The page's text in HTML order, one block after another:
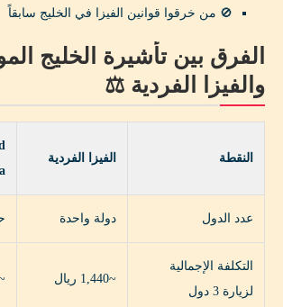
🚫 من خرقوا قوانين الفيزا في الخليج سابقاً
الفرق بين تأشيرة الخليج
والفيزا الفردية ⚖️
النقطة الفيزا الفردية
عدد الدول دولة واحدة
التكلفة الإجمالية
لزيارة 3 دول
~1,440 ريال ~490